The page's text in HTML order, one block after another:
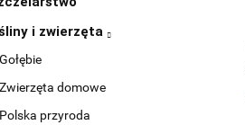
i zwierzęta
Gołębie
Zwierzęta domowe
Polska przyroda